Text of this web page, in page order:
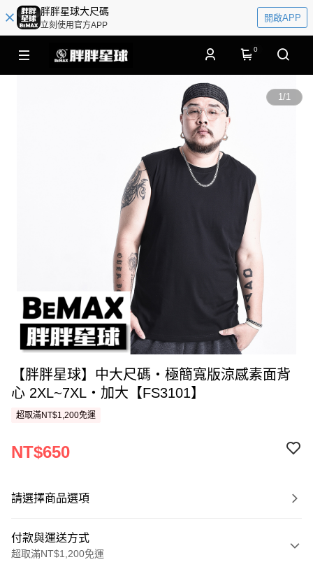
胖胖星球大尺碼
立刻使用官方APP
開啟APP
0
1/1
【胖胖星球】中大尺碼‧極簡寬版涼感素面背
心 2XL~7XL‧加大【FS3101】
超取滿NT$1,200免運
NT$650
請選擇商品選項
付款與運送方式
超取滿NT$1,200免運